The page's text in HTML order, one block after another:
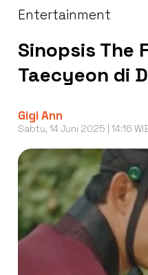
Entertainment
Sinopsis The
Taecyeon di
Gigi Ann
Sabtu, 14 Juni 2025 | 14:16